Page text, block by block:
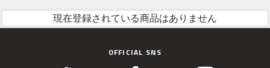
現在登録されている商品はありません
OFFICIAL SNS